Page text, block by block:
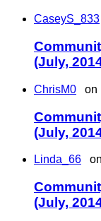
CaseyS_833
(July,
ChrisM0 on
(July,
Linda_66 on
(July,